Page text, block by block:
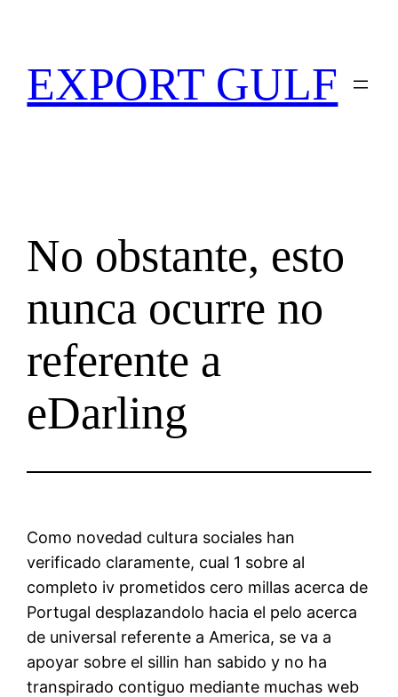
EXPORT GULF
No obstante, esto
nunca ocurre no
referente a
eDarling
Como novedad cultura sociales han
verificado claramente, cual 1 sobre al
completo iv prometidos cero millas acerca de
Portugal desplazandolo hacia el pelo acerca
de universal referente a America, se va a
apoyar sobre el silli­n han sabido y no ha
transpirado contiguo mediante muchas web